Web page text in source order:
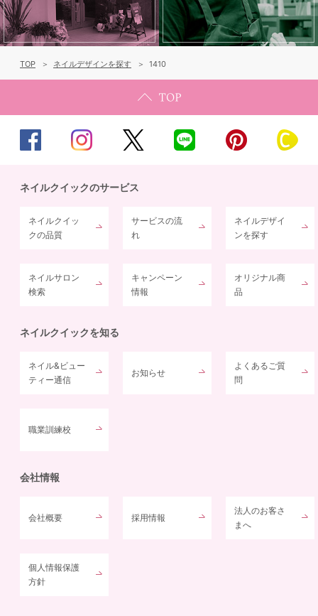
TOP ネイルデザインを探す 1410
ネイルクイックのサービス
ネイルクイッ
クの品質
サービスの流
れ
ネイルデザイ
ンを探す
ネイルサロン
検索
キャンペーン
情報
オリジナル商
品
ネイルクイックを知る
ネイル&ビュー
ティー通信
お知らせ
よくあるご質
問
職業訓練校
会社情報
会社概要 採用情報
法人のお客さ
まへ
個人情報保護
方針